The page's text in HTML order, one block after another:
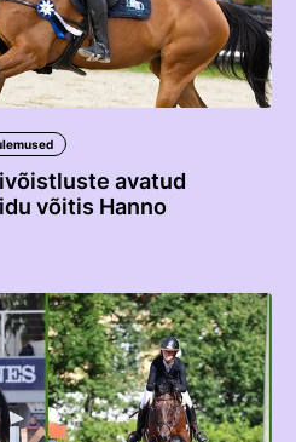
avatud
võitis Hanno